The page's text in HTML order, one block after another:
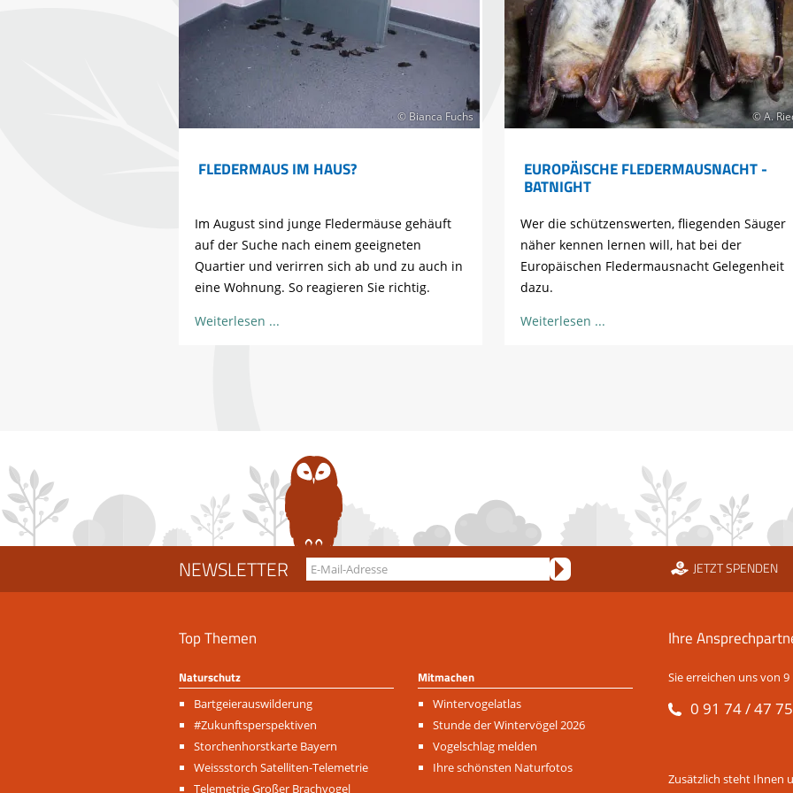
© Bianca Fuchs
FLEDERMAUS IM HAUS?
Im August sind junge Fledermäuse gehäuft
auf der Suche nach einem geeigneten
Quartier und verirren sich ab und zu auch in
eine Wohnung. So reagieren Sie richtig.
Weiterlesen
© A.
EUROPÄISCHE FLEDERMAUSNACHT -
BATNIGHT
Wer die schützenswerten, fliegenden Säuger
näher kennen lernen will, hat bei der
Europäischen Fledermausnacht Gelegenheit
dazu.
Weiterlesen
NEWSLETTER JETZT SPENDEN
Top Themen
Naturschutz
Navigation
überspringen
Bartgeierauswilderung
#Zukunftsperspektiven
Storchenhorstkarte Bayern
Weissstorch Satelliten-Telemetrie
Telemetrie Großer Brachvogel
Mitmachen
Navigation
überspringen
Wintervogelatlas
Stunde der Wintervögel 2026
Vogelschlag melden
Ihre schönsten Naturfotos
Ihre
Sie erreichen uns von
0 91 74 / 47
Zusätzlich steht Ihnen